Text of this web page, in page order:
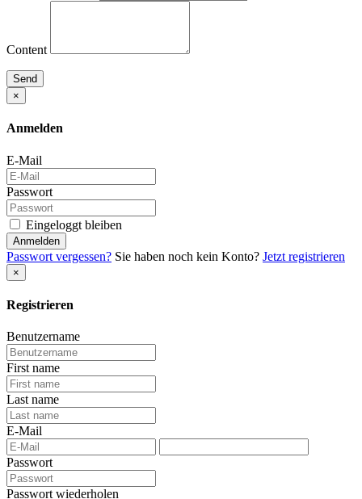
Content
Send
×
Anmelden
E-Mail
Passwort
Eingeloggt bleiben
Anmelden
Passwort vergessen? Sie haben noch kein Konto? Jetzt registrieren
×
Registrieren
Benutzername
First name
Last name
E-Mail
Passwort
Passwort wiederholen